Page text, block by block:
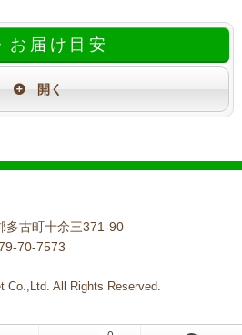
お届け目安
多古町十余三371-90
70-7573
Co.,Ltd. All Rights Reserved.